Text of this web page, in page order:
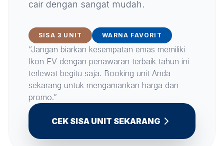
cair dengan sangat mudah.
SISA 3 UNIT WARNA FAVORIT
“Jangan biarkan kesempatan emas memiliki
Ikon EV dengan penawaran terbaik tahun ini
terlewat begitu saja. Booking unit Anda
sekarang untuk mengamankan harga dan
promo.”
CEK SISA UNIT SEKARANG